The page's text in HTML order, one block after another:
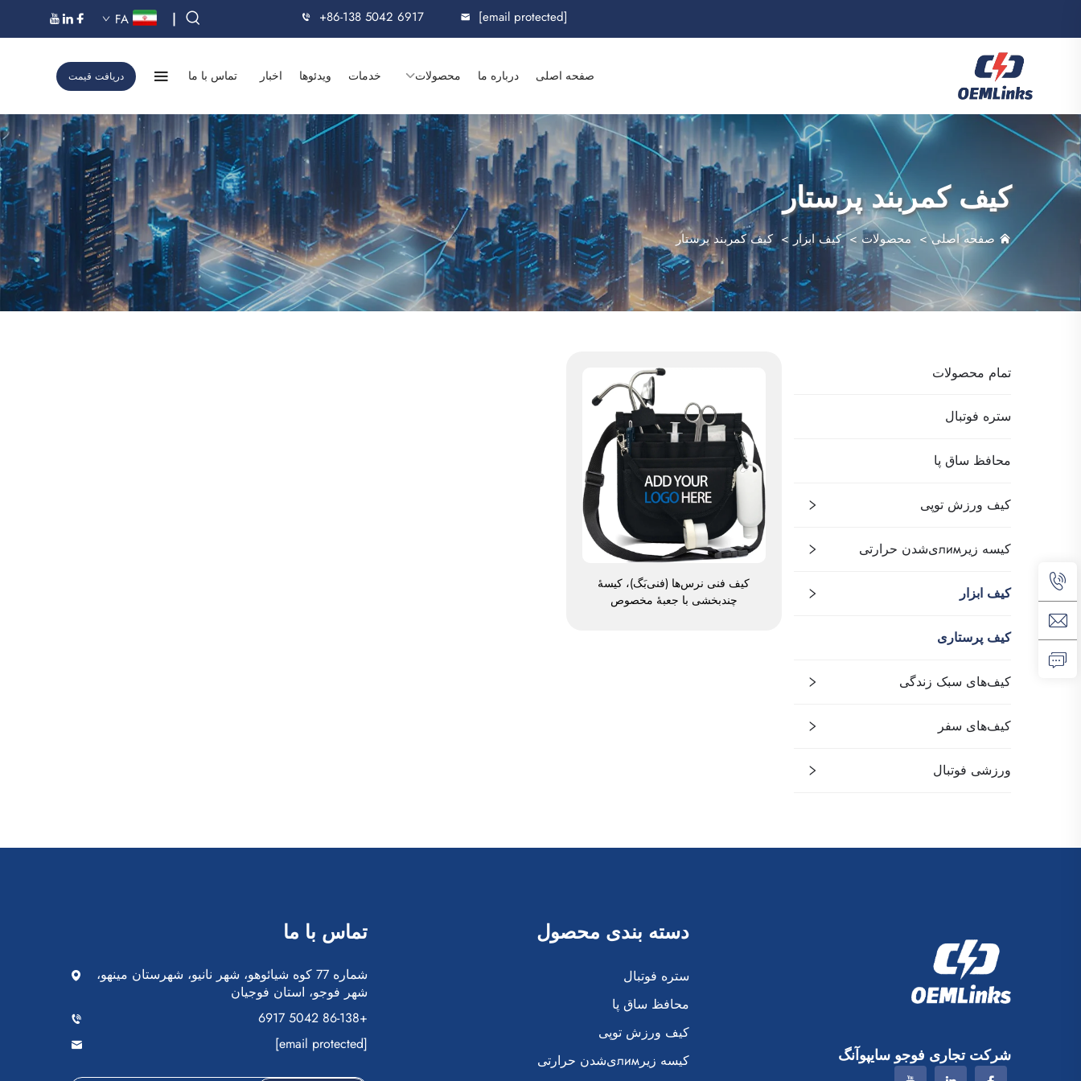
+86-138 5042 6917 [email protected]
|
FA
صفحه اصلی درباره ما محصولات خدمات ویدئوها اخبار تماس با ما دریافت قیمت
کیف کمربند پرستار
صفحه اصلی> محصولات >کیف ابزار >کیف کمربند پرستار
تمام محصولات
ستره فوتبال
محافظ ساق پا
کیف ورزش توپی
کیسه زیرлимی‌شدن حرارتی
کیف ابزار
کیف پرستاری
کیف‌های سبک زندگی
کیف‌های سفر
ورزشی فوتبال
کیف فنی نرس‌ها (فنی‌بَگ)، کیسهٔ
چندبخشی با جعبهٔ مخصوص
شرکت تجاری فوجو سایپوآنگ
دسته بندی محصول
ستره فوتبال
محافظ ساق پا
کیف ورزش توپی
کیسه زیرлимی‌شدن حرارتی
تماس با ما
شماره 77 کوه شیائوهو، شهر نانیو، شهرستان مینهو،
شهر فوجو، استان فوجیان
+86-138 5042 6917
[email protected]